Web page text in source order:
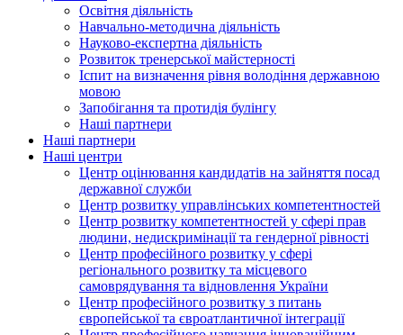
Освітня діяльність
Навчально-методична діяльність
Науково-експертна діяльність
Розвиток тренерської майстерності
Іспит на визначення рівня володіння державною
мовою
Запобігання та протидія булінгу
Наші партнери
Наші партнери
Наші центри
Центр оцінювання кандидатів на зайняття посад
державної служби
Центр розвитку управлінських компетентностей
Центр розвитку компетентностей у сфері прав
людини, недискримінації та гендерної рівності
Центр професійного розвитку у сфері
регіонального розвитку та місцевого
самоврядування та відновлення України
Центр професійного розвитку з питань
європейської та євроатлантичної інтеграції